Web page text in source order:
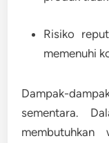
Risiko
memenuhi
Dampak-
sementara.